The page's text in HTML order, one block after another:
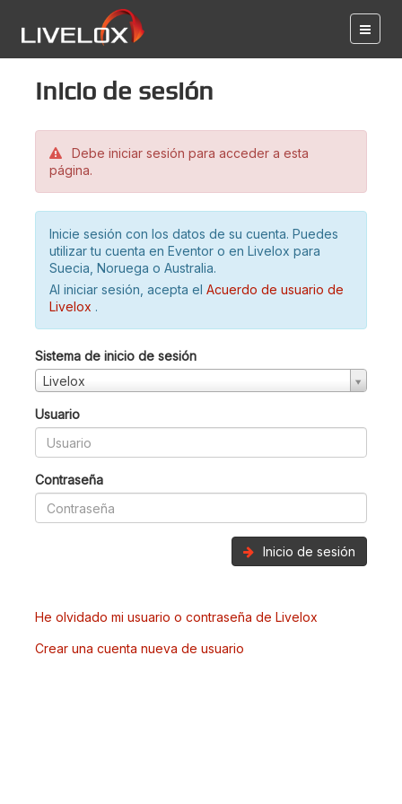
Inicio de sesión
Debe iniciar sesión para acceder a esta
página.
Inicie sesión con los datos de su cuenta. Puedes
utilizar tu cuenta en Eventor o en Livelox para
Suecia, Noruega o Australia.
Al iniciar sesión, acepta el Acuerdo de usuario de
Livelox .
Sistema de inicio de sesión
Livelox
Usuario
Contraseña
Inicio de sesión
He olvidado mi usuario o contraseña de Livelox
Crear una cuenta nueva de usuario